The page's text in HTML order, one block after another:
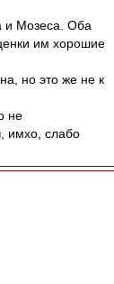
и Мозеса. Оба
им хорошие
но это же не к
не
имхо, слабо